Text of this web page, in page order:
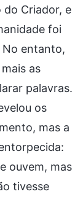
do Criador, e
foi
No entanto,
as
palavras.
os
mas a
ouvem, mas
tivesse